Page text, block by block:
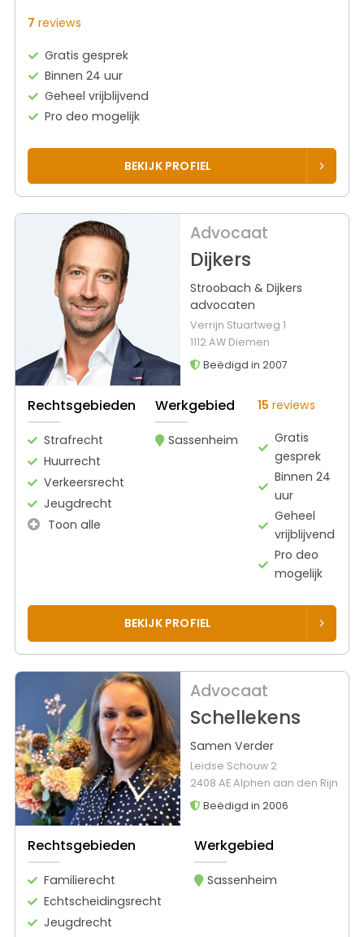
7 reviews
Gratis gesprek
Binnen 24 uur
Geheel vrijblijvend
Pro deo mogelijk
BEKIJK PROFIEL
Advocaat
Dijkers
Stroobach & Dijkers
advocaten
Verrijn Stuartweg 1
1112 AW Diemen
Beëdigd in 2007
Rechtsgebieden
Strafrecht
Huurrecht
Verkeersrecht
Jeugdrecht
Toon alle
Werkgebied
Sassenheim
15 reviews
Gratis
gesprek
Binnen 24
uur
Geheel
vrijblijvend
Pro deo
mogelijk
BEKIJK PROFIEL
Advocaat
Schellekens
Samen Verder
Leidse Schouw 2
2408 AE Alphen aan den Rijn
Beëdigd in 2006
Rechtsgebieden
Familierecht
Echtscheidingsrecht
Jeugdrecht
Werkgebied
Sassenheim